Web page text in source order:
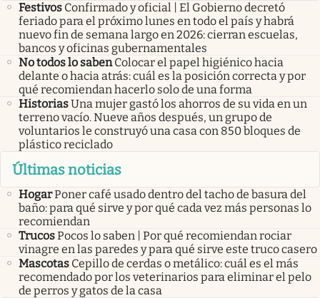
Festivos Confirmado y oficial | El Gobierno decretó
feriado para el próximo lunes en todo el país y habrá
nuevo fin de semana largo en 2026: cierran escuelas,
bancos y oficinas gubernamentales
No todos lo saben Colocar el papel higiénico hacia
delante o hacia atrás: cuál es la posición correcta y por
qué recomiendan hacerlo solo de una forma
HistoriasUna mujer gastó los ahorros de su vida en un
terreno vacío. Nueve años después, un grupo de
voluntarios le construyó una casa con 850 bloques de
plástico reciclado
Últimas noticias
HogarPoner café usado dentro del tacho de basura del
baño: para qué sirve y por qué cada vez más personas lo
recomiendan
TrucosPocos lo saben | Por qué recomiendan rociar
vinagre en las paredes y para qué sirve este truco casero
Mascotas Cepillo de cerdas o metálico: cuál es el más
recomendado por los veterinarios para eliminar el pelo
de perros y gatos de la casa